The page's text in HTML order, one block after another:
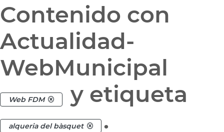
Contenido con
Actualidad-
WebMunicipal
Web FDM y etiqueta
alqueria del bàsquet .